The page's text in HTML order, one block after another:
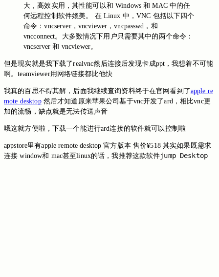
大，高效实用，其性能可以和 Windows 和 MAC 中的任
何远程控制软件媲美。 在 Linux 中，VNC 包括以下四个
命令：vncserver，vncviewer，vncpasswd，和
vncconnect。大多数情况下用户只需要其中的两个命令：
vncserver 和 vncviewer。
但是现实就是我下载了realvnc然后连接后发现卡成ppt，我想着不可能
啊。teamviewer用网络链接都比他快
我真的百思不得其解，后面我继续查询资料终于在官网看到了apple re
mote desktop然后才知道原来苹果公司基于vnc开发了ard，相比vnc更
加的流畅，缺点就是无法传送声音
哦这就方便啦，下载一个能进行ard连接的软件就可以控制啦
appstore里有apple remote desktop 官方版本 售价¥518 其实如果既需求
连接 window和 mac甚至linux的话，我推荐这款软件jump Desktop